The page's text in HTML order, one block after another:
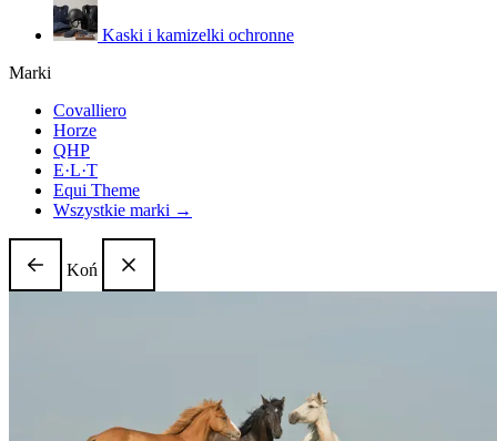
Kaski i kamizelki ochronne
Marki
Covalliero
Horze
QHP
E·L·T
Equi Theme
Wszystkie marki →
Koń